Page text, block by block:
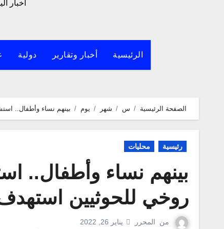
اخبار
الرئيسية أخبار وتقارير دولية
الصفحة الرئيسية س شهر يوم بينهم نساء وأطفال.. استشهاد وإصابة 28 مدنيًا بقصف صاروخي
رئيسية محليات
روخي للحوثيين
من المحرر
يناير 26, 2022